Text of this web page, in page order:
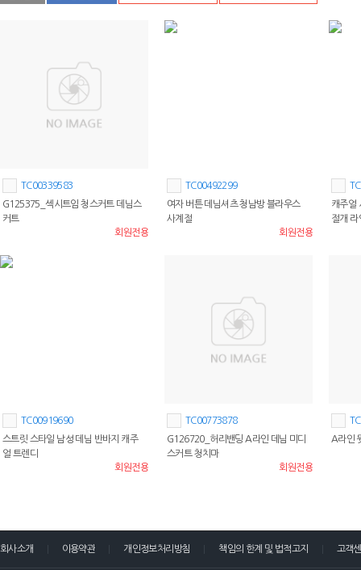
TC00339583
G125375_섹시트임 청스커트 데님스
커트
회원전용
TC00492299
여자 버튼 데님셔츠 청남방 블라우스
사계절
회원전용
캐주얼
절개 라
TC00919690
스트릿 스타일 남성 데님 반바지 캐주
얼 트렌디
회원전용
TC00773878
G126720_허리밴딩 A라인 데님 미디
스커트 청치마
회원전용
A라인
회사소개 이용약관 개인정보처리방침 책임의 한계 및 법적고지 고객